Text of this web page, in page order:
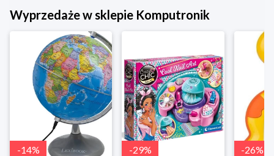
Wyprzedaże w sklepie Komputronik
-14% -29% -26%